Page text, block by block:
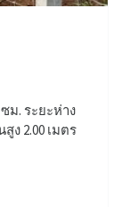
ซม. ระยะห่าง
ง 2.00 เมตร